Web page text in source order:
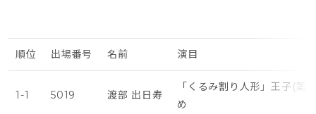
順位 出場番号 名前 演目
1-1 5019 渡部 出日寿
「くるみ割り人形」王子(第2
め